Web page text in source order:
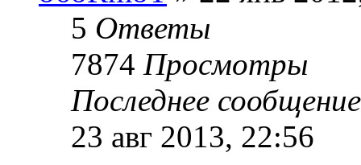
5 Ответы
7874 Просмотры
Последнее
23 авг 2013, 22:56